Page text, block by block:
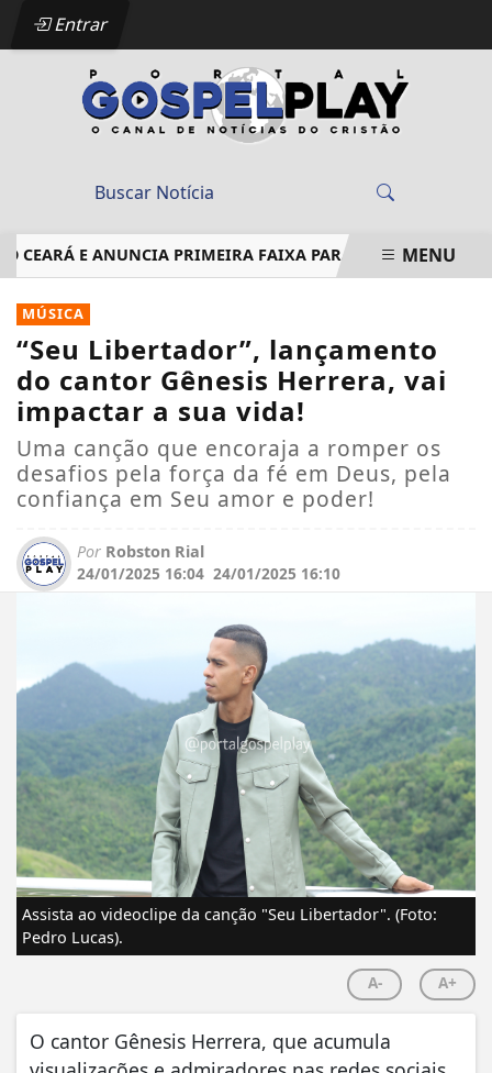
Entrar
E ANUNCIA PRIMEIRA FAIXA PARA AGOSTO EM
EM ALTA
MENU
MÚSICA
“Seu Libertador”, lançamento
do cantor Gênesis Herrera, vai
impactar a sua vida!
Uma canção que encoraja a romper os
desafios pela força da fé em Deus, pela
confiança em Seu amor e poder!
Por Robston Rial
24/01/2025 16:04 24/01/2025 16:10
Assista ao videoclipe da canção "Seu Libertador". (Foto:
Pedro Lucas).
A- A+
O cantor Gênesis Herrera, que acumula